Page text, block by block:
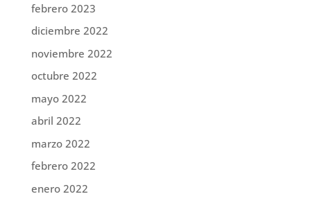
febrero 2023
diciembre 2022
noviembre 2022
octubre 2022
mayo 2022
abril 2022
marzo 2022
febrero 2022
enero 2022